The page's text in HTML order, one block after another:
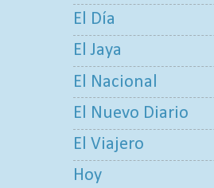
El Día
El Jaya
El Nacional
El Nuevo Diario
El Viajero
Hoy